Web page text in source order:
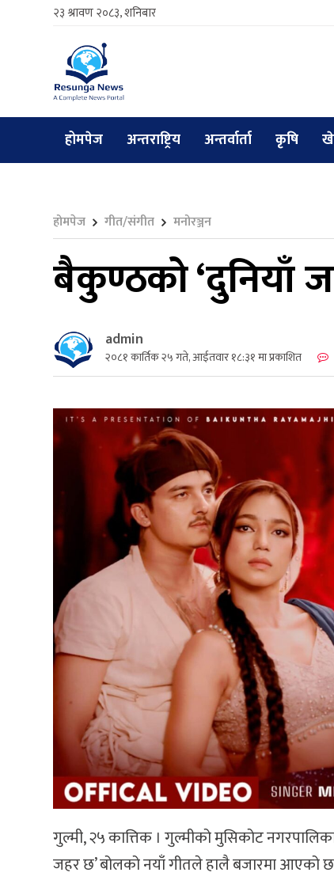
२३ श्रावण २०८३, शनिबार
होमपेज अन्तराष्ट्रिय अन्तर्वार्ता कृषि
होमपेज गीत/संगीत मनोरञ्जन
बैकुण्ठको ‘दुनियाँ
admin
२०८१ कार्तिक २५ गते, आईतवार १८:३१ मा प्रकाशित
गुल्मी, २५ कात्तिक । गुल्मीको मुसिकोट
जहर छ’ बोलको नयाँ गीतले हालै बजारमा आएको